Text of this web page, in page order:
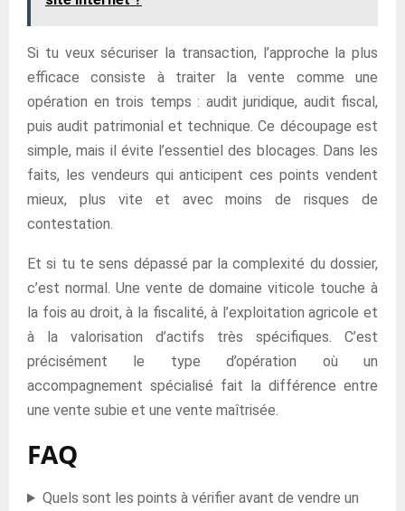
Si tu veux sécuriser la transaction, l’approche la plus
efficace consiste à traiter la vente comme une
opération en trois temps : audit juridique, audit fiscal,
puis audit patrimonial et technique. Ce découpage est
simple, mais il évite l’essentiel des blocages. Dans les
faits, les vendeurs qui anticipent ces points vendent
mieux, plus vite et avec moins de risques de
contestation.
Et si tu te sens dépassé par la complexité du dossier,
c’est normal. Une vente de domaine viticole touche à
la fois au droit, à la fiscalité, à l’exploitation agricole et
à la valorisation d’actifs très spécifiques. C’est
précisément le type d’opération où un
accompagnement spécialisé fait la différence entre
une vente subie et une vente maîtrisée.
FAQ
Quels sont les points à vérifier avant de vendre un